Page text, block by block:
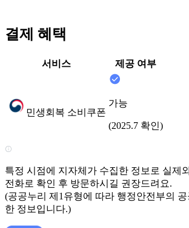
결제 혜택
서비스 제공 여부
민생회복 소비쿠폰
가능
(2025.7 확인)
특정 시점에 지자체가 수집한 정보로 실제
전화로 확인 후 방문하시길 권장드려요.
(공공누리 제1유형에 따라 행정안전부의
한 정보입니다.)